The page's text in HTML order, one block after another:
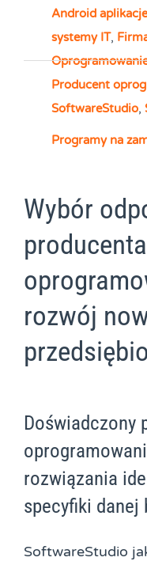
Android
systemy IT,
Producent
SoftwareStudio,
Programy na
Wybór
producenta
rozwój
Doświadczony
rozwiązania
specyfiki danej
SoftwareStudio